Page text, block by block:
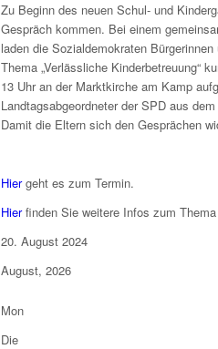
Zu Beginn des neuen Schul- und
Gespräch kommen. Bei einem
laden die Sozialdemokraten
Thema „Verlässliche Kinderbetreuung“
13 Uhr an der Marktkirche am Kamp
Landtagsabgeordneter der SPD aus
Damit die Eltern sich den Gesprächen
Hiergeht es zum Termin.
Hierfinden Sie weitere Infos zum Thema
20. August 2024
August, 2026
Mon
Die